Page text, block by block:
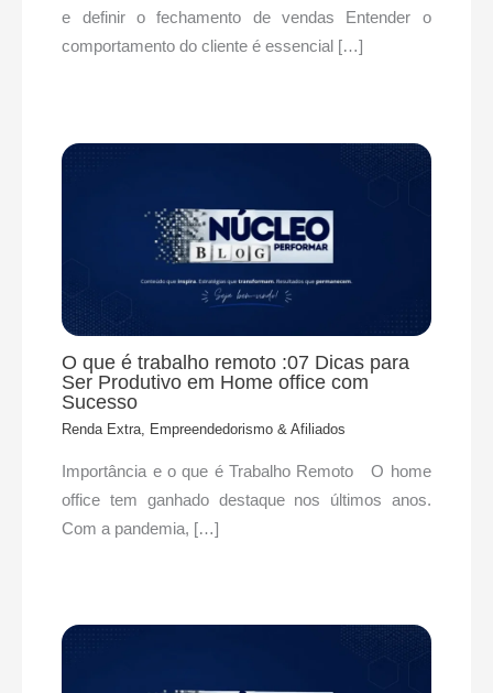
e definir o fechamento de vendas Entender o
comportamento do cliente é essencial […]
O que é trabalho remoto :07 Dicas para
Ser Produtivo em Home office com
Sucesso
Renda Extra, Empreendedorismo & Afiliados
Importância e o que é Trabalho Remoto O home
office tem ganhado destaque nos últimos anos.
Com a pandemia, […]